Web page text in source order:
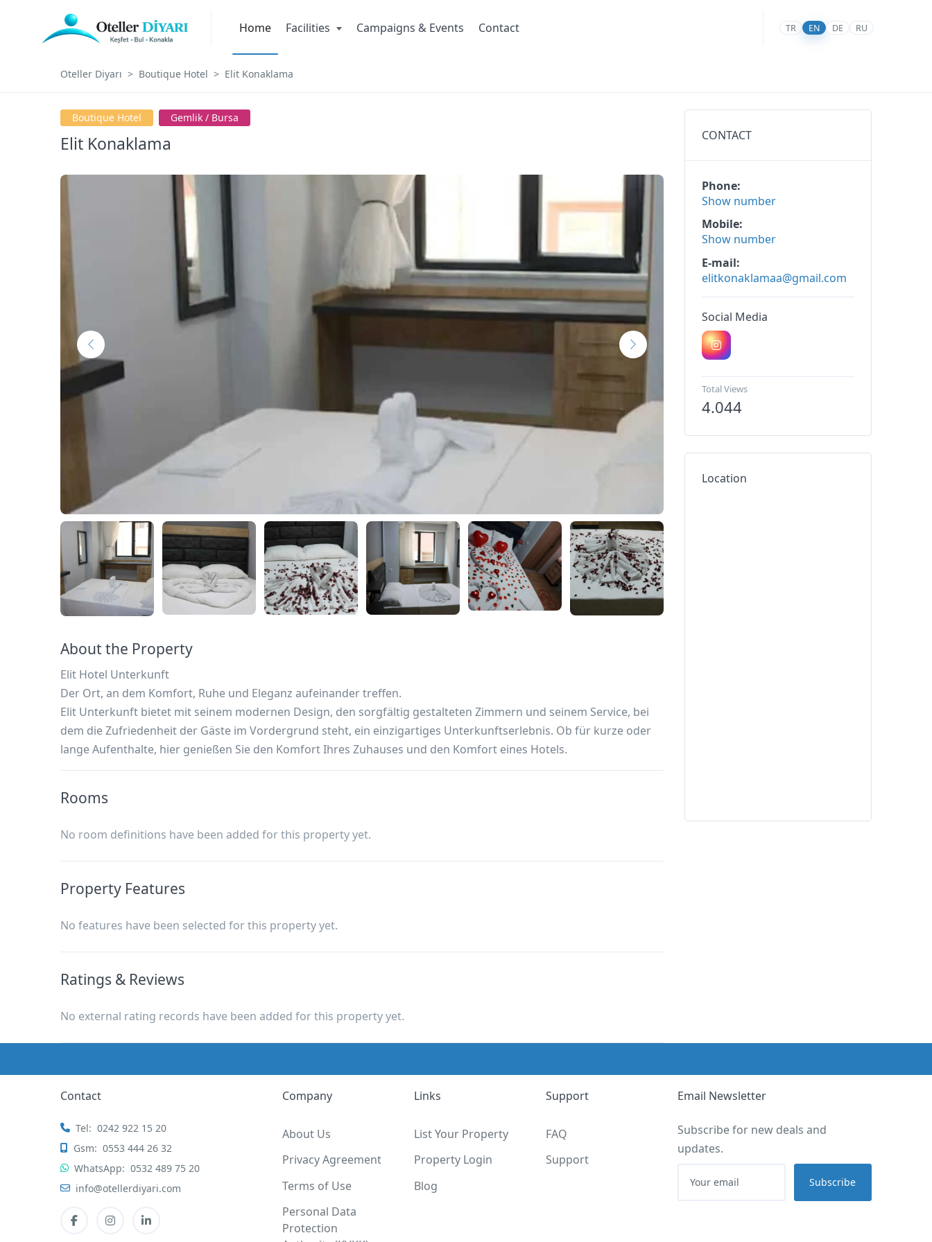
Home Facilities Campaigns & Events Contact TR EN DE RU
Oteller Diyarı Boutique Hotel Elit Konaklama
Boutique Hotel Gemlik / Bursa
Elit Konaklama
About the Property
Elit Hotel Unterkunft
Der Ort, an dem Komfort, Ruhe und Eleganz aufeinander treffen.
Elit Unterkunft bietet mit seinem modernen Design, den sorgfältig gestalteten Zimmern und seinem Service, bei
dem die Zufriedenheit der Gäste im Vordergrund steht, ein einzigartiges Unterkunftserlebnis. Ob für kurze oder
lange Aufenthalte, hier genießen Sie den Komfort Ihres Zuhauses und den Komfort eines Hotels.
Rooms
No room definitions have been added for this property yet.
Property Features
No features have been selected for this property yet.
Ratings & Reviews
No external rating records have been added for this property yet.
CONTACT
Phone
Show number
Mobile
Show number
E-mail
elitkonaklamaa@gmail.com
Social Media
Total Views
4.044
Location
Contact
Tel: 0242 922 15 20
Gsm: 0553 444 26 32
WhatsApp: 0532 489 75 20
info@otellerdiyari.com
Company
About Us
Privacy Agreement
Terms of Use
Personal Data
Protection
Links
List Your Property
Property Login
Blog
Support
FAQ
Support
Email Newsletter
Subscribe for new deals and
updates.
Subscribe